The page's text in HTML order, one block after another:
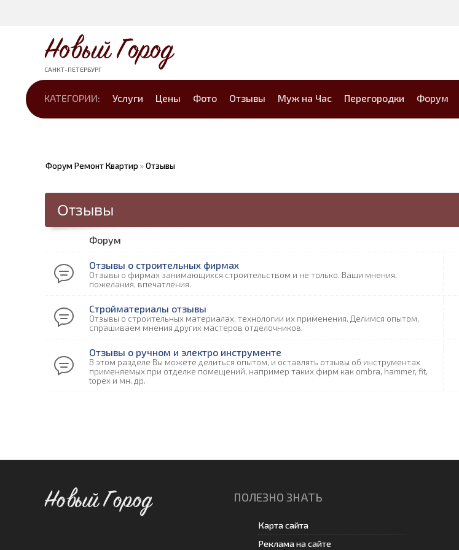
Новый Город
САНКТ-ПЕТЕРБУРГ
КАТЕГОРИИ: Услуги Цены Фото Отзывы Муж на Час Перегородки Форум
Форум Ремонт Квартир »Отзывы
Отзывы
Форум
Отзывы о строительных фирмах
Отзывы о фирмах занимающихся строительством и не только. Ваши мнения,
пожелания, впечатления.
Стройматериалы отзывы
Отзывы о строительных материалах, технологии их применения. Делимся опытом,
спрашиваем мнения других мастеров отделочников.
Отзывы о ручном и электро инструменте
В этом разделе Вы можете делиться опытом, и оставлять отзывы об инструментах
применяемых при отделке помещений, например таких фирм как ombra, hammer, fit,
topex и мн. др.
Новый Город ПОЛЕЗНО ЗНАТЬ
Карта сайта
Реклама на сайте